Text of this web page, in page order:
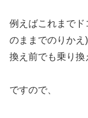
例えばこれまで
のままでのりかえ
換え前でも乗り換
ですので、